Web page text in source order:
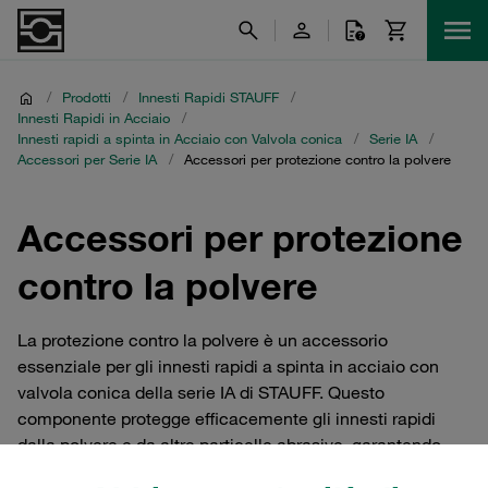
/ Prodotti / Innesti Rapidi STAUFF
/
Innesti Rapidi in Acciaio
/
Innesti rapidi a spinta in Acciaio con Valvola conica
/ Serie IA
/
Accessori per Serie IA
/ Accessori per protezione contro la polvere
Accessori per protezione
contro la polvere
La protezione contro la polvere è un accessorio
essenziale per gli innesti rapidi a spinta in acciaio con
valvola conica della serie IA di STAUFF. Questo
componente protegge efficacemente gli innesti rapidi
dalla polvere e da altre particelle abrasive, garantendo